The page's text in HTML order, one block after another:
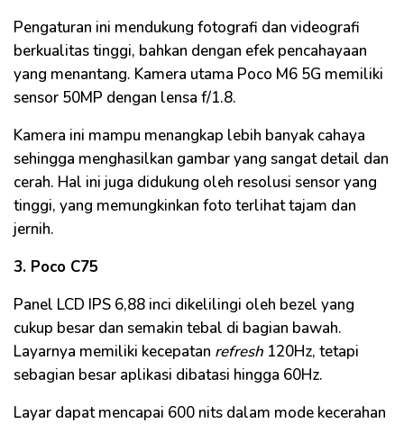
Pengaturan ini mendukung fotografi dan videografi
berkualitas tinggi, bahkan dengan efek pencahayaan
yang menantang. Kamera utama Poco M6 5G memiliki
sensor 50MP dengan lensa f/1.8.
Kamera ini mampu menangkap lebih banyak cahaya
sehingga menghasilkan gambar yang sangat detail dan
cerah. Hal ini juga didukung oleh resolusi sensor yang
tinggi, yang memungkinkan foto terlihat tajam dan
jernih.
3. Poco C75
Panel LCD IPS 6,88 inci dikelilingi oleh bezel yang
cukup besar dan semakin tebal di bagian bawah.
Layarnya memiliki kecepatan refresh 120Hz, tetapi
sebagian besar aplikasi dibatasi hingga 60Hz.
Layar dapat mencapai 600 nits dalam mode kecerahan